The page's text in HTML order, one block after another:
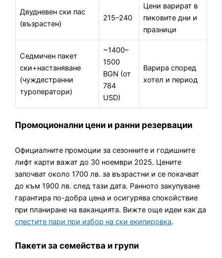
Двудневен ски пас
(възрастен)
215–240
Цени варират в
пиковите дни и
празници
Седмичен пакет
ски+настаняване
(чуждестранни
туроператори)
~1400–
1500
BGN (от
784
USD)
Варира според
хотел и период
Промоционални цени и ранни резервации
Официалните промоции за сезонните и годишните
лифт карти важат до 30 ноември 2025. Цените
започват около 1700 лв. за възрастни и се покачват
до към 1900 лв. след тази дата. Ранното закупуване
гарантира по-добра цена и осигурява спокойствие
при планиране на ваканцията. Вижте още идеи как да
спестите пари при избор на ски екипировка.
Пакети за семейства и групи